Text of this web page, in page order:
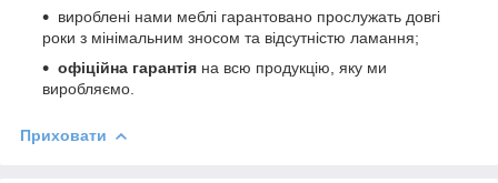
вироблені нами меблі гарантовано прослужать довгі
роки з мінімальним зносом та відсутністю ламання;
офіційна гарантія на всю продукцію, яку ми
виробляємо.
Приховати